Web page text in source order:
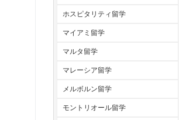
ホスピタリティ留学
マイアミ留学
マルタ留学
マレーシア留学
メルボルン留学
モントリオール留学